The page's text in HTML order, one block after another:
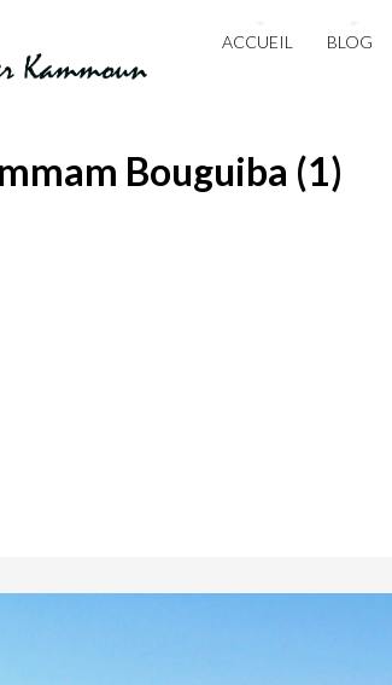
ACCUEIL BLOG
Bouguiba (1)